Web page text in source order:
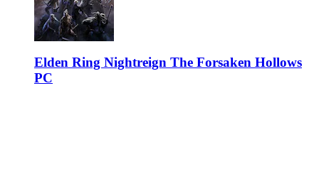
Elden Ring Nightreign The Forsaken Hollows
PC